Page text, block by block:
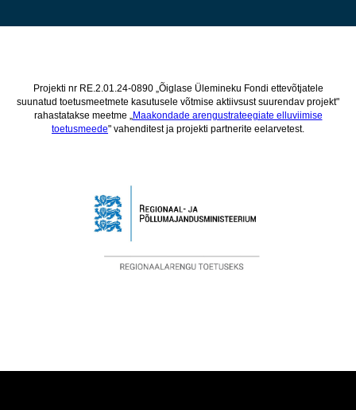
Projekti nr RE.2.01.24-0890 „Õiglase Ülemineku Fondi ettevõtjatele
suunatud toetusmeetmete kasutusele võtmise aktiivsust suurendav projekt"
rahastatakse meetme „Maakondade arengustrateegiate elluviimise
toetusmeede" vahenditest ja projekti partnerite eelarvetest.